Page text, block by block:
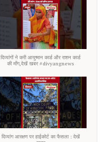
दिव्यांगों ने करी आयुष्मान कार्ड और राशन कार्ड
की माँग,देखें खबर #divyangnews
दिव्यांग आरक्षण पर हाईकोर्ट का फैसला : देखें